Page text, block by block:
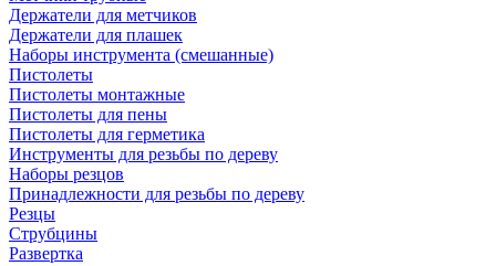
Держатели для метчиков
Держатели для плашек
Наборы инструмента (смешанные)
Пистолеты
Пистолеты монтажные
Пистолеты для пены
Пистолеты для герметика
Инструменты для резьбы по дереву
Наборы резцов
Принадлежности для резьбы по дереву
Резцы
Струбцины
Развертка